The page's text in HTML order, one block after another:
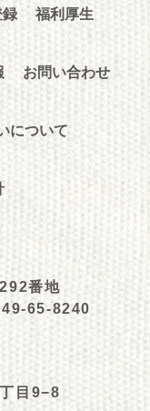
録 福利厚生
お問い合わせ
について
番地
65-8240
目9−8